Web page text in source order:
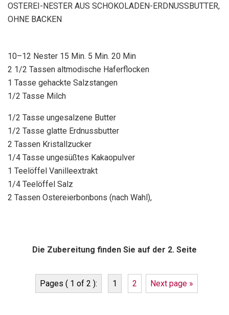
OSTEREI-NESTER AUS SCHOKOLADEN-ERDNUSSBUTTER,
OHNE BACKEN
10–12 Nester 15 Min. 5 Min. 20 Min
2 1/2 Tassen altmodische Haferflocken
1 Tasse gehackte Salzstangen
1/2 Tasse Milch
1/2 Tasse ungesalzene Butter
1/2 Tasse glatte Erdnussbutter
2 Tassen Kristallzucker
1/4 Tasse ungesüßtes Kakaopulver
1 Teelöffel Vanilleextrakt
1/4 Teelöffel Salz
2 Tassen Ostereierbonbons (nach Wahl),
Die Zubereitung finden Sie auf der 2. Seite
Pages ( 1 of 2 ): 1 2 Next page »